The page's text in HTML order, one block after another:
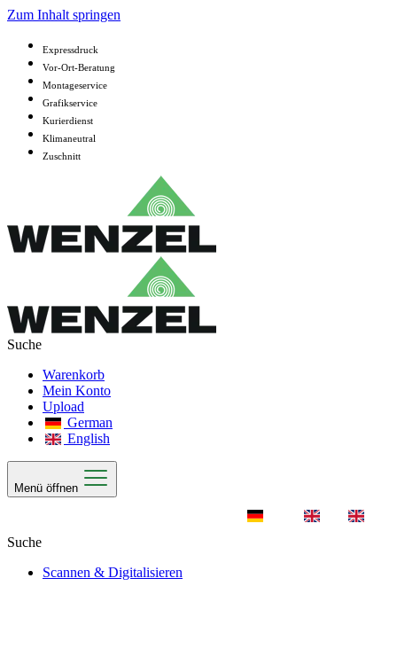
Zum Inhalt springen
Expressdruck
Vor-Ort-Beratung
Montageservice
Grafikservice
Kurierdienst
Klimaneutral
Zuschnitt
Warenkorb
Mein Konto
Upload
German
English
Menü öffnen
Scannen & Digitalisieren